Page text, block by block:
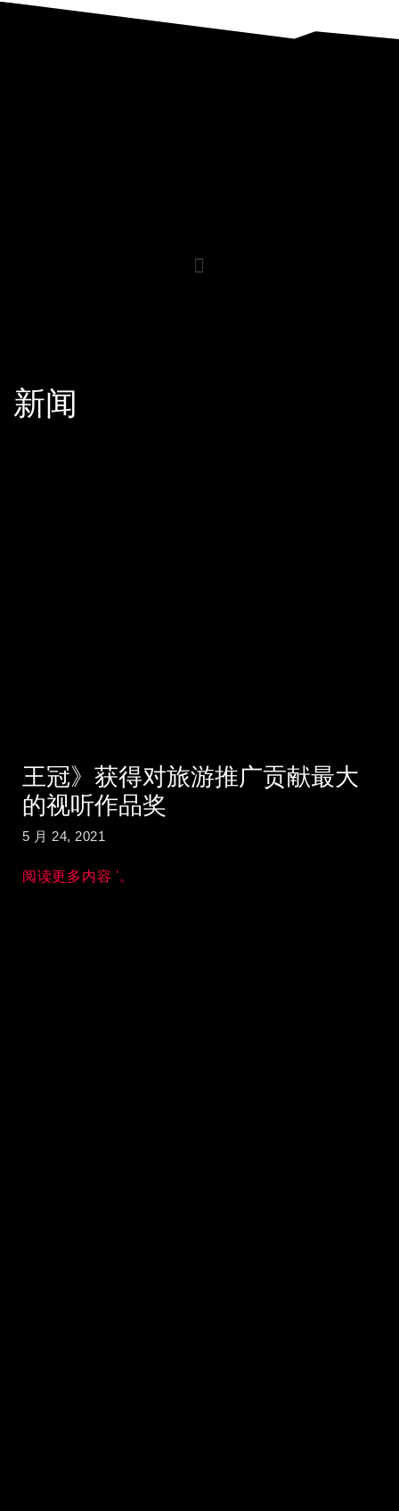
新闻
王冠》获得对旅游推广贡献最大
的视听作品奖
5 月 24, 2021
阅读更多内容 '。